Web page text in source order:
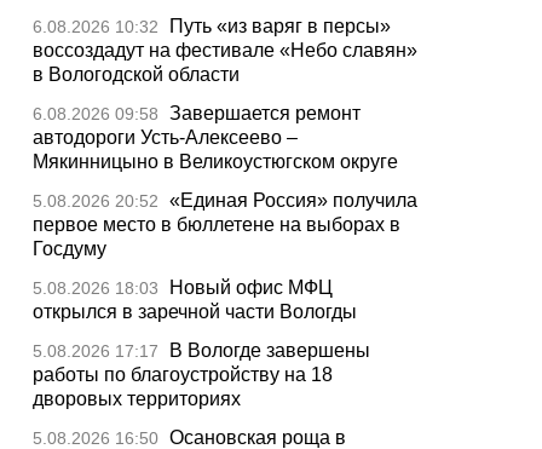
6.08.2026 10:32
Путь «из варяг в персы»
воссоздадут на фестивале «Небо славян»
в Вологодской области
6.08.2026 09:58
Завершается ремонт
автодороги Усть-Алексеево –
Мякинницыно в Великоустюгском округе
5.08.2026 20:52
«Единая Россия» получила
первое место в бюллетене на выборах в
Госдуму
5.08.2026 18:03
Новый офис МФЦ
открылся в заречной части Вологды
5.08.2026 17:17
В Вологде завершены
работы по благоустройству на 18
дворовых территориях
5.08.2026 16:50 Осановская роща в